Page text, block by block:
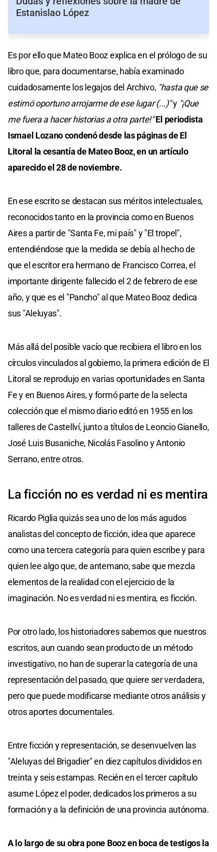
Estanislao López
Es por ello que Mateo Booz explica en el prólogo de su
libro que, para documentarse, había examinado
cuidadosamente los legajos del Archivo, "hasta que se
estimó oportuno arrojarme de ese lugar (...)"y "¡Que
me fuera a hacer historias a otra parte!"El periodista
Ismael Lozano condenó desde las páginas de El
Litoral la cesantía de Mateo Booz, en un artículo
aparecido el 28 de noviembre.
En ese escrito se destacan sus méritos intelectuales,
reconocidos tanto en la provincia como en Buenos
Aires a partir de "Santa Fe, mi país" y "El tropel",
entendiéndose que la medida se debía al hecho de
que el escritor era hermano de Francisco Correa, el
importante dirigente fallecido el 2 de febrero de ese
año, y que es el "Pancho" al que Mateo Booz dedica
sus "Aleluyas".
Más allá del posible vacío que recibiera el libro en los
círculos vinculados al gobierno, la primera edición de El
Litoral se reprodujo en varias oportunidades en Santa
Fe y en Buenos Aires, y formó parte de la selecta
colección que el mismo diario editó en 1955 en los
talleres de Castellví, junto a títulos de Leoncio Gianello,
José Luis Busaniche, Nicolás Fasolino y Antonio
Serrano, entre otros.
La ficción no es verdad ni es mentira
Ricardo Piglia quizás sea uno de los más agudos
analistas del concepto de ficción, idea que aparece
como una tercera categoría para quien escribe y para
quien lee algo que, de antemano, sabe que mezcla
elementos de la realidad con el ejercicio de la
imaginación. No es verdad ni es mentira, es ficción.
Por otro lado, los historiadores sabemos que nuestros
escritos, aun cuando sean producto de un método
investigativo, no han de superar la categoría de una
representación del pasado, que quiere ser verdadera,
pero que puede modificarse mediante otros análisis y
otros aportes documentales.
Entre ficción y representación, se desenvuelven las
"Aleluyas del Brigadier" en diez capítulos divididos en
treinta y seis estampas. Recién en el tercer capítulo
asume López el poder, dedicados los primeros a su
formación y a la definición de una provincia autónoma.
A lo largo de su obra pone Booz en boca de testigos la